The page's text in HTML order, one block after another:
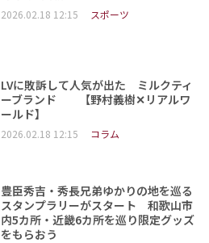
2026.02.18 12:15 スポーツ
LVに敗訴して人気が出た ミルクティ
ーブランド 【野村義樹✕リアルワ
ールド】
2026.02.18 12:15 コラム
豊臣秀吉・秀長兄弟ゆかりの地を巡る
スタンプラリーがスタート 和歌山市
内5カ所・近畿6カ所を巡り限定グッズ
をもらおう